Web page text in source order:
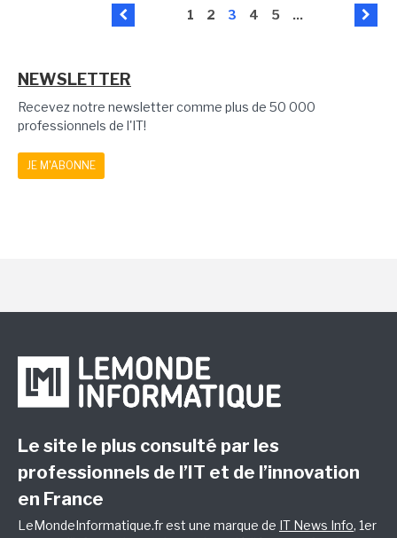
1 2 3 4 5 ...
NEWSLETTER
Recevez notre newsletter comme plus de 50 000
professionnels de l'IT!
JE M'ABONNE
Le site le plus consulté par les
professionnels de l’IT et de l’innovation
en France
LeMondeInformatique.fr est une marque de IT News Info, 1er